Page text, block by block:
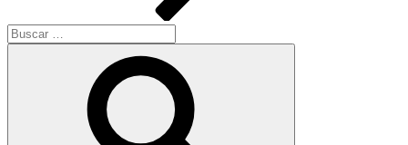
Buscar
por: